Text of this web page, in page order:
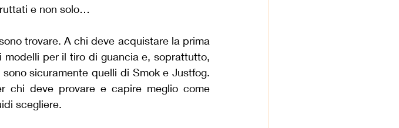
e non solo…
trovare. A chi deve acquistare la prima
per il tiro di guancia e, soprattutto,
sicuramente quelli di Smok e Justfog.
chi deve provare e capire meglio come
scegliere.